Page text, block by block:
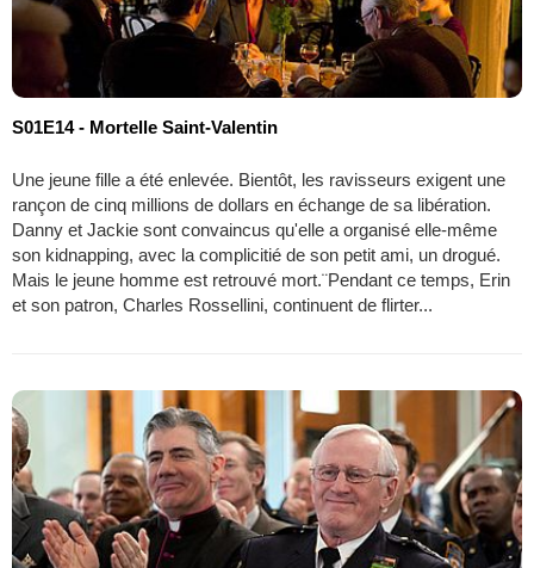
S01E14 - Mortelle Saint-Valentin
Une jeune fille a été enlevée. Bientôt, les ravisseurs exigent une
rançon de cinq millions de dollars en échange de sa libération.
Danny et Jackie sont convaincus qu'elle a organisé elle-même
son kidnapping, avec la complicitié de son petit ami, un drogué.
Mais le jeune homme est retrouvé mort.¨Pendant ce temps, Erin
et son patron, Charles Rossellini, continuent de flirter...